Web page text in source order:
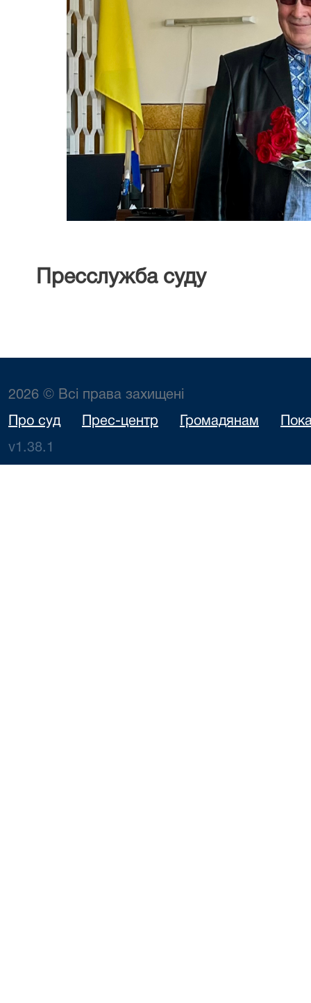
Пресслужба суду
2026 © Всі права захищені
Про суд Прес-центр Громадянам
v1.38.1